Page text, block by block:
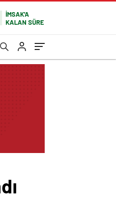
İMSAK'A
KALAN SÜRE